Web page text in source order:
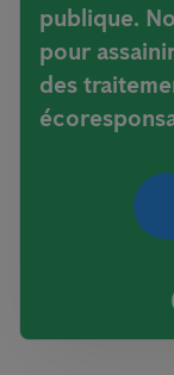
publique.
pour
des